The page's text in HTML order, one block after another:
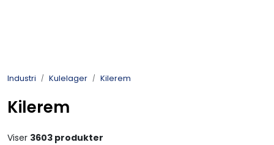
Industri Kulelager Kilerem
Kilerem
Viser 3603 produkter